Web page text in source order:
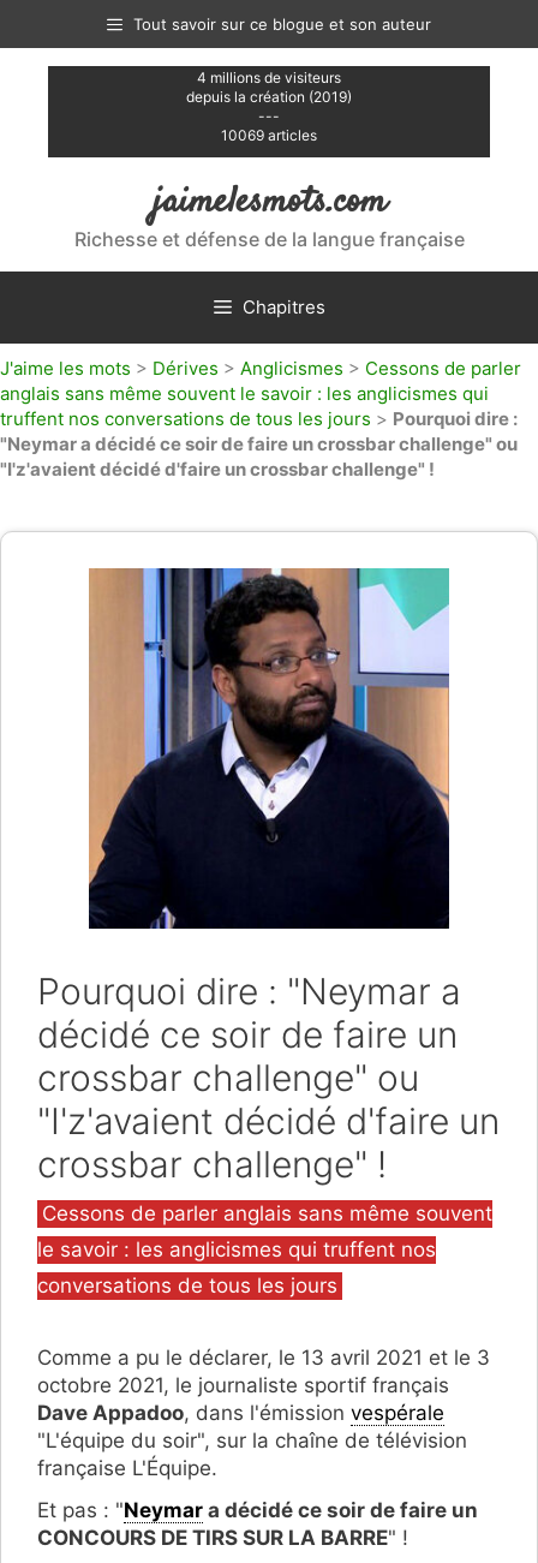
contenu
Tout savoir sur ce blogue et son auteur
4 millions de visiteurs
depuis la création (2019)
---
10069 articles
jaimelesmots.com
Richesse et défense de la langue française
Chapitres
J'aime les mots > Dérives > Anglicismes > Cessons de parler
anglais sans même souvent le savoir : les anglicismes qui
truffent nos conversations de tous les jours > Pourquoi dire :
"Neymar a décidé ce soir de faire un crossbar challenge" ou
"I'z'avaient décidé d'faire un crossbar challenge" !
Pourquoi dire : "Neymar a
décidé ce soir de faire un
crossbar challenge" ou
"I'z'avaient décidé d'faire un
crossbar challenge" !
Catégories
Cessons de parler anglais sans même souvent
le savoir : les anglicismes qui truffent nos
conversations de tous les jours
Comme a pu le déclarer, le 13 avril 2021 et le 3
octobre 2021, le journaliste sportif français
Dave Appadoo, dans l'émission vespérale
"L'équipe du soir", sur la chaîne de télévision
française L'Équipe.
Et pas : "Neymar a décidé ce soir de faire un
CONCOURS DE TIRS SUR LA BARRE" !